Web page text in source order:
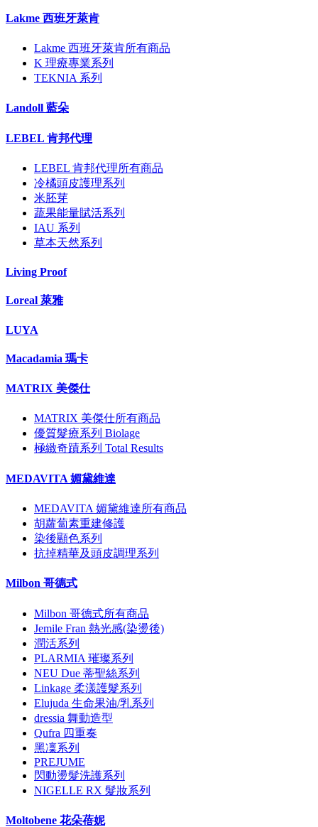
Lakme 西班牙萊肯
Lakme 西班牙萊肯所有商品
K 理療專業系列
TEKNIA 系列
Landoll 藍朵
LEBEL 肯邦代理
LEBEL 肯邦代理所有商品
冷橘頭皮護理系列
米胚芽
蔬果能量賦活系列
IAU 系列
草本天然系列
Living Proof
Loreal 萊雅
LUYA
Macadamia 瑪卡
MATRIX 美傑仕
MATRIX 美傑仕所有商品
優質髮療系列 Biolage
極緻奇蹟系列 Total Results
MEDAVITA 媚黛維達
MEDAVITA 媚黛維達所有商品
胡蘿蔔素重建修護
染後顯色系列
抗掉精華及頭皮調理系列
Milbon 哥德式
Milbon 哥德式所有商品
Jemile Fran 熱光感(染燙後)
潤活系列
PLARMIA 璀璨系列
NEU Due 蒂聖絲系列
Linkage 柔漾護髮系列
Elujuda 生命果油/乳系列
dressia 舞動造型
Qufra 四重奏
黑凜系列
PREJUME
閃動燙髮洗護系列
NIGELLE RX 髮妝系列
Moltobene 花朵蓓妮